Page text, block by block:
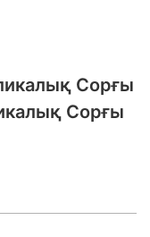
Сорғы
Сорғы